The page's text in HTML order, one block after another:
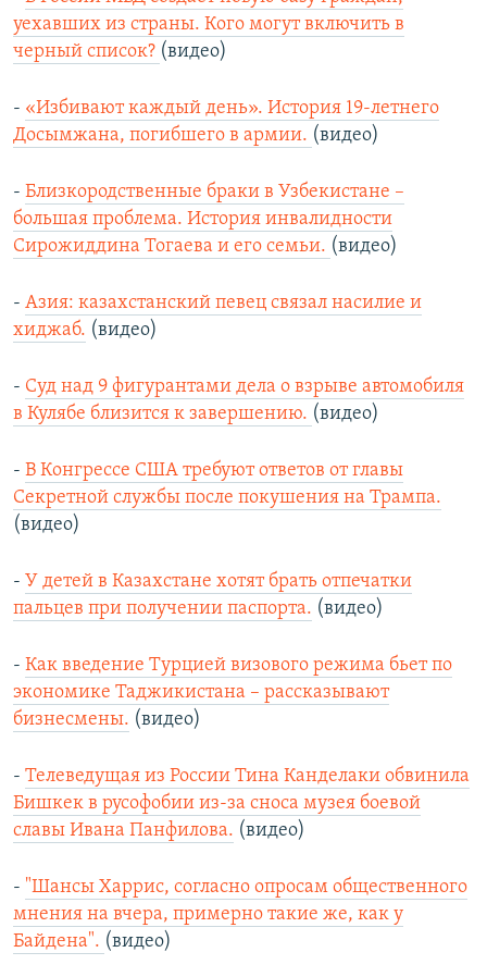
уехавших из страны. Кого могут включить в
черный список? (видео)
- «Избивают каждый день». История 19-летнего
Досымжана, погибшего в армии. (видео)
- Близкородственные браки в Узбекистане –
большая проблема. История инвалидности
Сирожиддина Тогаева и его семьи. (видео)
- Азия: казахстанский певец связал насилие и
хиджаб. (видео)
- Суд над 9 фигурантами дела о взрыве автомобиля
в Кулябе близится к завершению. (видео)
- В Конгрессе США требуют ответов от главы
Секретной службы после покушения на Трампа.
(видео)
- У детей в Казахстане хотят брать отпечатки
пальцев при получении паспорта. (видео)
- Как введение Турцией визового режима бьет по
экономике Таджикистана – рассказывают
бизнесмены. (видео)
- Телеведущая из России Тина Канделаки обвинила
Бишкек в русофобии из-за сноса музея боевой
славы Ивана Панфилова. (видео)
- "Шансы Харрис, согласно опросам общественного
мнения на вчера, примерно такие же, как у
Байдена". (видео)